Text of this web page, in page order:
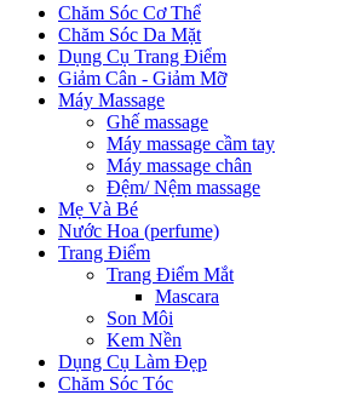
Chăm Sóc Cơ Thể
Chăm Sóc Da Mặt
Dụng Cụ Trang Điểm
Giảm Cân - Giảm Mỡ
Máy Massage
Ghế massage
Máy massage cầm tay
Máy massage chân
Đệm/ Nệm massage
Mẹ Và Bé
Nước Hoa (perfume)
Trang Điểm
Trang Điểm Mắt
Mascara
Son Môi
Kem Nền
Dụng Cụ Làm Đẹp
Chăm Sóc Tóc